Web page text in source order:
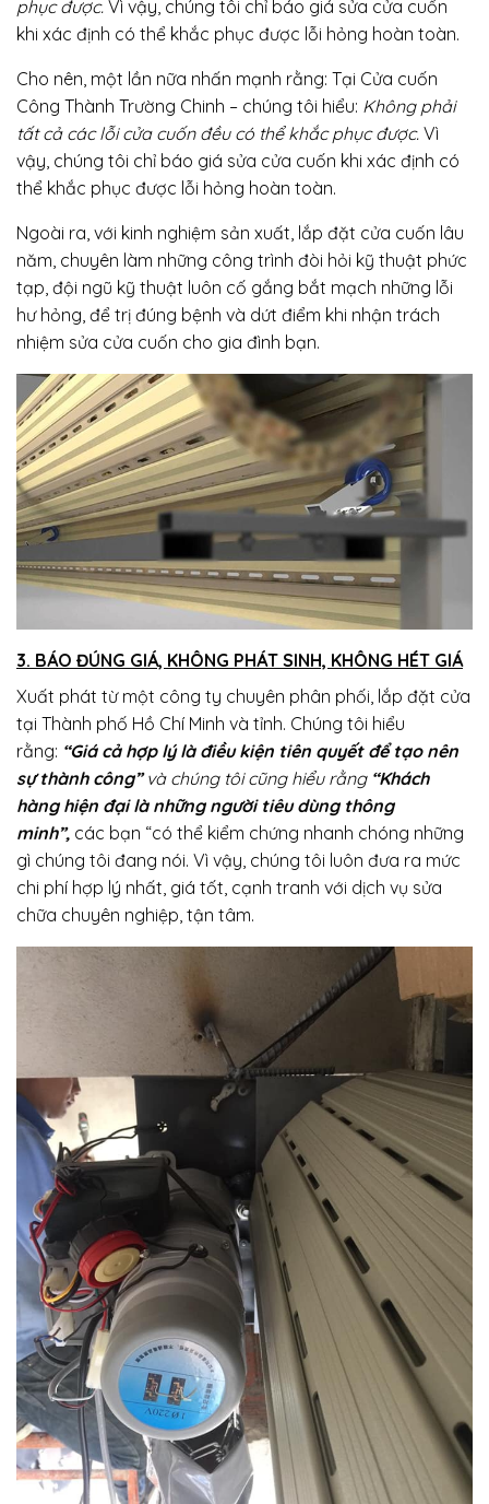
phục được. Vì vậy, chúng tôi chỉ báo giá sửa cửa cuốn
khi xác định có thể khắc phục được lỗi hỏng hoàn toàn.
Cho nên, một lần nữa nhấn mạnh rằng: Tại Cửa cuốn
Công Thành Trường Chinh – chúng tôi hiểu: Không phải
tất cả các lỗi cửa cuốn đều có thể khắc phục được. Vì
vậy, chúng tôi chỉ báo giá sửa cửa cuốn khi xác định có
thể khắc phục được lỗi hỏng hoàn toàn.
Ngoài ra, với kinh nghiệm sản xuất, lắp đặt cửa cuốn lâu
năm, chuyên làm những công trình đòi hỏi kỹ thuật phức
tạp, đội ngũ kỹ thuật luôn cố gắng bắt mạch những lỗi
hư hỏng, để trị đúng bệnh và dứt điểm khi nhận trách
nhiệm sửa cửa cuốn cho gia đình bạn.
3. BÁO ĐÚNG GIÁ, KHÔNG PHÁT SINH, KHÔNG HÉT GIÁ
Xuất phát từ một công ty chuyên phân phối, lắp đặt cửa
tại Thành phố Hồ Chí Minh và tỉnh. Chúng tôi hiểu
rằng: “Giá cả hợp lý là điều kiện tiên quyết để tạo nên
sự thành công”và chúng tôi cũng hiểu rằng“Khách
hàng hiện đại là những người tiêu dùng thông
minh”, các bạn “có thể kiểm chứng nhanh chóng những
gì chúng tôi đang nói. Vì vậy, chúng tôi luôn đưa ra mức
chi phí hợp lý nhất, giá tốt, cạnh tranh với dịch vụ sửa
chữa chuyên nghiệp, tận tâm.